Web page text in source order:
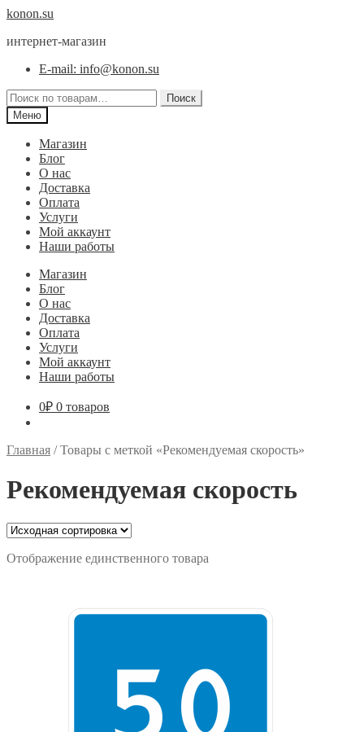
Перейти
навигации
Перейти
содержимому
konon.su
интернет-магазин
E-mail: info@konon.su
Искать:
Поиск
Меню
Магазин
Блог
О нас
Доставка
Оплата
Услуги
Мой аккаунт
Наши работы
Магазин
Блог
О нас
Доставка
Оплата
Услуги
Мой аккаунт
Наши работы
0₽ 0 товаров
Главная /Товары с меткой «Рекомендуемая скорость»
Рекомендуемая скорость
Отображение единственного товара